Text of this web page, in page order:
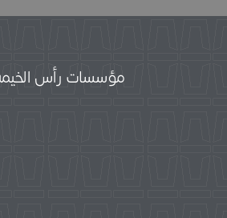
مؤسسات رأس